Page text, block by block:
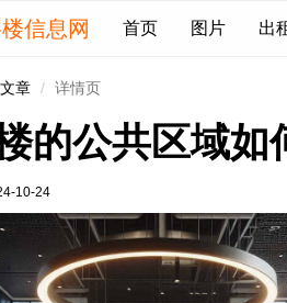
信息网 首页 图片 出
章 详情页
的公共区域如
10-24